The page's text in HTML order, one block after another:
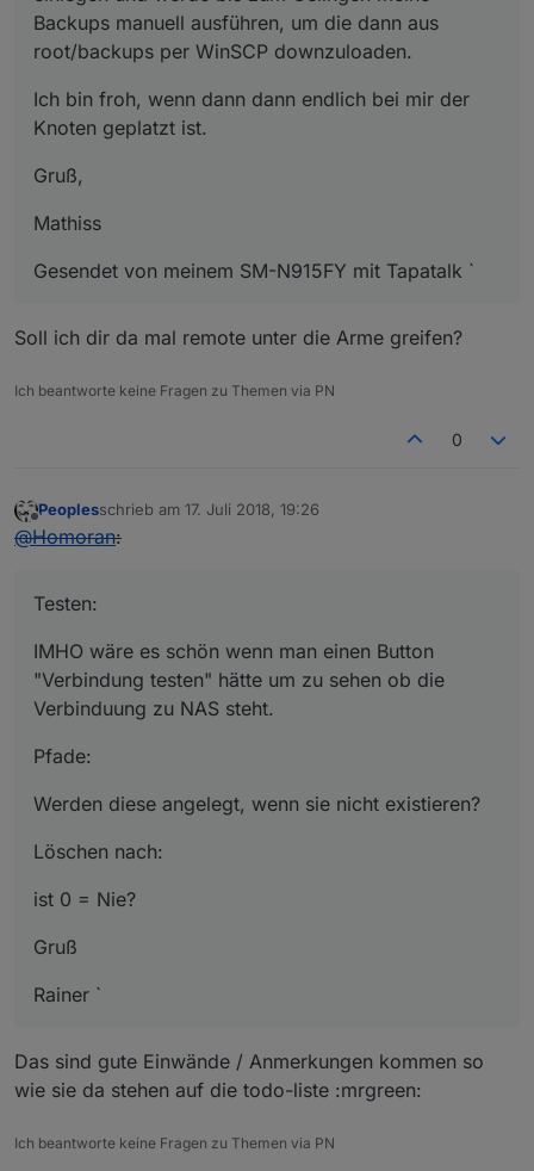
Backups manuell ausführen, um die dann aus
root/backups per WinSCP downzuloaden.
Ich bin froh, wenn dann dann endlich bei mir der
Knoten geplatzt ist.
Gruß,
Mathiss
Gesendet von meinem SM-N915FY mit Tapatalk `
Soll ich dir da mal remote unter die Arme greifen?
Ich beantworte keine Fragen zu Themen via PN
0
Offline
Peoplesschrieb am 17. Juli 2018, 19:26
zuletzt editiert von
@Homoran:
Testen:
IMHO wäre es schön wenn man einen Button
"Verbindung testen" hätte um zu sehen ob die
Verbinduung zu NAS steht.
Pfade:
Werden diese angelegt, wenn sie nicht existieren?
Löschen nach:
ist 0 = Nie?
Gruß
Rainer `
Das sind gute Einwände / Anmerkungen kommen so
wie sie da stehen auf die todo-liste :mrgreen:
Ich beantworte keine Fragen zu Themen via PN